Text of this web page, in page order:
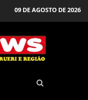
09 DE AGOSTO DE 2026